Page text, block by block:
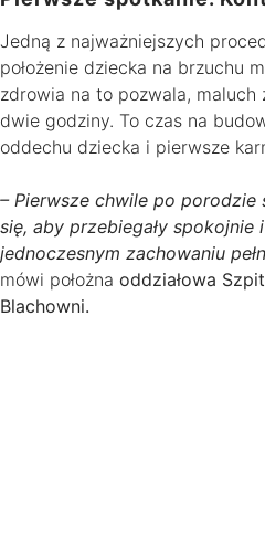
Jedną z najważniejszych
położenie dziecka na brzuchu
zdrowia na to pozwala, maluch
dwie godziny. To czas na
oddechu dziecka i pierwsze
– Pierwsze chwile po porodzie
się, aby przebiegały
jednoczesnym zachowaniu
mówi położna oddziałowa
Blachowni.